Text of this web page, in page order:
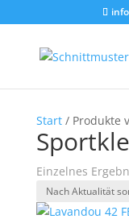
Start/ Produkte
Einzelnes